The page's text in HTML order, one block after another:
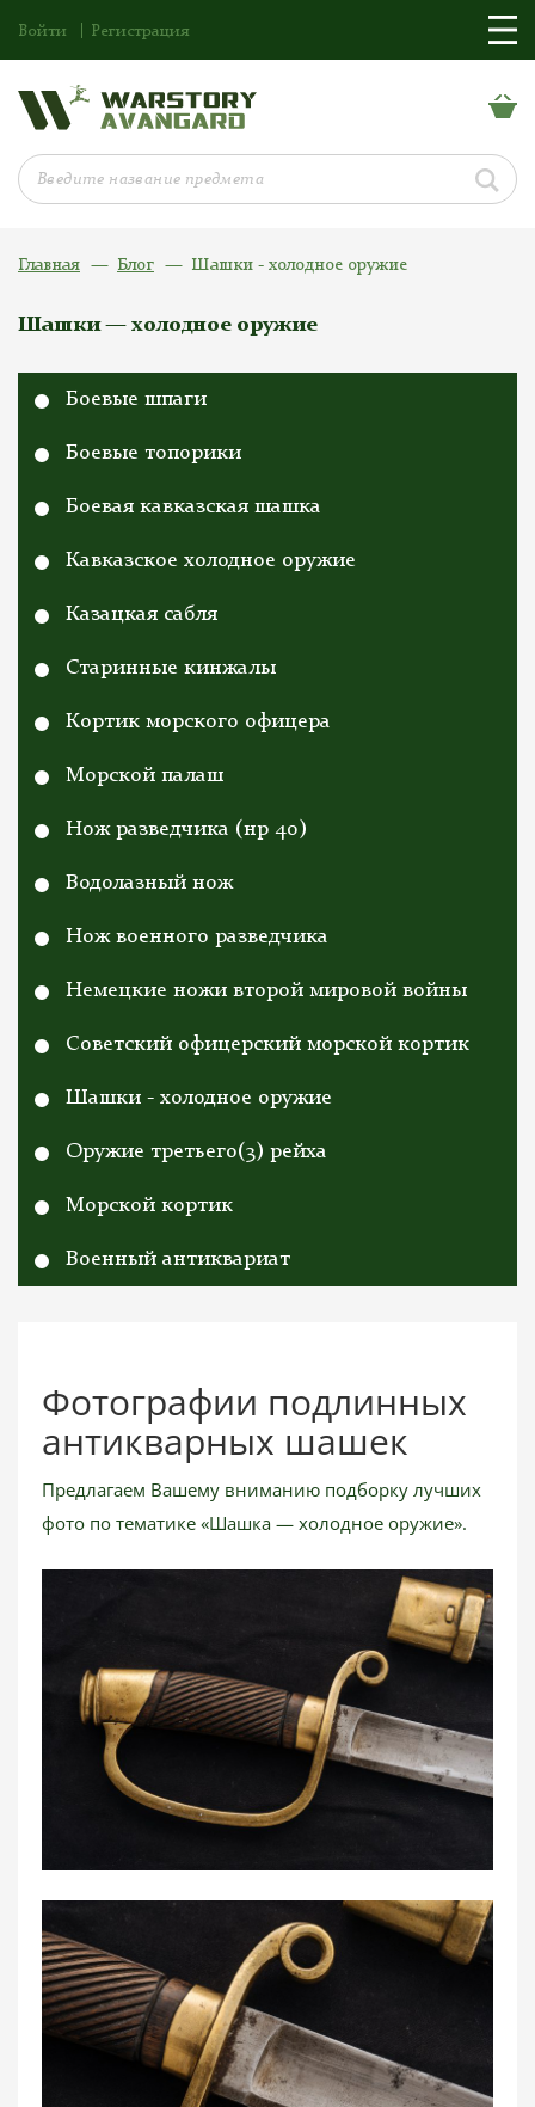
Войти Регистрация
Главная Блог Шашки - холодное оружие
Шашки — холодное оружие
Боевые шпаги
Боевые топорики
Боевая кавказская шашка
Кавказское холодное оружие
Казацкая сабля
Старинные кинжалы
Кортик морского офицера
Морской палаш
Нож разведчика (нр 40)
Водолазный нож
Нож военного разведчика
Немецкие ножи второй мировой войны
Cоветский офицерский морской кортик
Шашки - холодное оружие
Оружие третьего(3) рейха
Морской кортик
Военный антиквариат
Фотографии подлинных
антикварных шашек
Предлагаем Вашему вниманию подборку лучших
фото по тематике «Шашка — холодное оружие».